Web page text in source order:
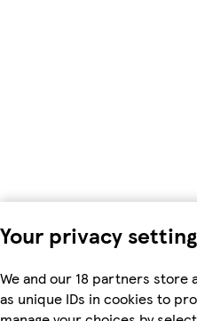
Your privacy
We and our 18 partners
as unique IDs in cookies to